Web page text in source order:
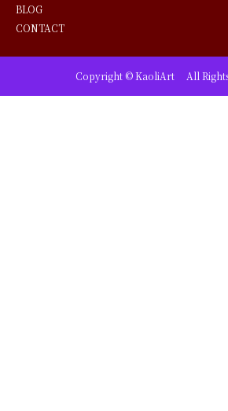
BLOG
CONTACT
Copyright © KaoliArt All Rights